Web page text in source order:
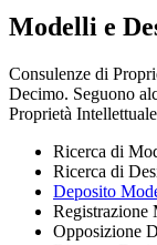
Modelli e
Consulenze di
Decimo. Seguono
Proprietà
Ricerca di
Ricerca di
Deposito
Registrazione
Opposizione